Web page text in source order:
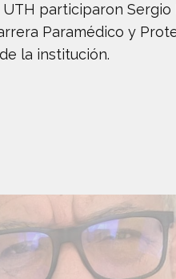
participaron
Paramédico y
la institución.